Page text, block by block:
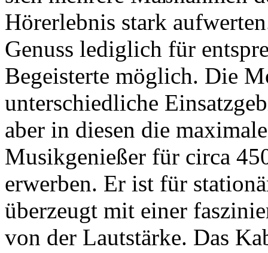
Hörerlebnis stark
Genuss lediglich für
Begeisterte möglich. Die
unterschiedliche
aber in diesen die
Musikgenießer für circa
erwerben. Er ist für
überzeugt mit einer
von der Lautstärke. Das